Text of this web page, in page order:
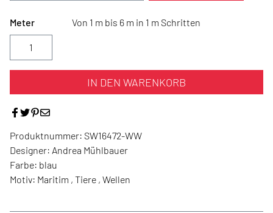
Meter Von 1 m bis 6 m in 1 m Schritten
IN DEN WARENKORB
Produktnummer: SW16472-WW
Designer: Andrea Mühlbauer
Farbe: blau
Motiv: Maritim , Tiere , Wellen